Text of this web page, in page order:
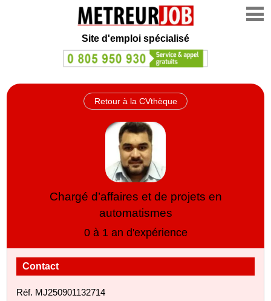
Site d'emploi spécialisé
Retour à la CVthèque
Chargé d’affaires et de projets en
automatismes
0 à 1 an d'expérience
Contact
Réf. MJ250901132714